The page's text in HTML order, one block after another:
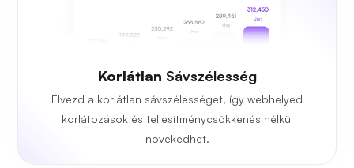
Korlátlan Sávszélesség
Élvezd a korlátlan sávszélességet, így webhelyed
korlátozások és teljesítménycsökkenés nélkül
növekedhet.